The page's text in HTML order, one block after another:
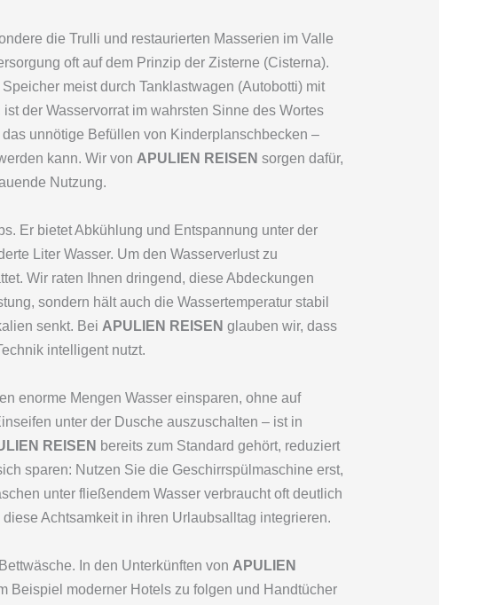
die Trulli und restaurierten Masserien im Valle
oft auf dem Prinzip der Zisterne (Cisterna).
meist durch Tanklastwagen (Autobotti) mit
ist der Wasservorrat im wahrsten Sinne des Wortes
unnötige Befüllen von Kinderplanschbecken –
kann. Wir von APULIEN REISEN sorgen dafür,
Nutzung.
Er bietet Abkühlung und Entspannung unter der
Liter Wasser. Um den Wasserverlust zu
Wir raten Ihnen dringend, diese Abdeckungen
sondern hält auch die Wassertemperatur stabil
senkt. Bei APULIEN REISEN glauben wir, dass
intelligent nutzt.
enorme Mengen Wasser einsparen, ohne auf
unter der Dusche auszuschalten – ist in
REISEN bereits zum Standard gehört, reduziert
sparen: Nutzen Sie die Geschirrspülmaschine erst,
unter fließendem Wasser verbraucht oft deutlich
Achtsamkeit in ihren Urlaubsalltag integrieren.
In den Unterkünften von APULIEN
Beispiel moderner Hotels zu folgen und Handtücher